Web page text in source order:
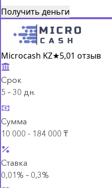
Получить деньги
Microcash KZ★5,01 отзыв
Срок
5 – 30 дн.
Сумма
10 000 - 184 000 ₸
Ставка
0,01% – 0,3%